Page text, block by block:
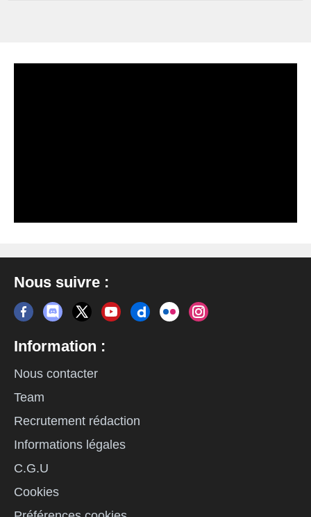
Nous suivre :
Information :
Nous contacter
Team
Recrutement rédaction
Informations légales
C.G.U
Cookies